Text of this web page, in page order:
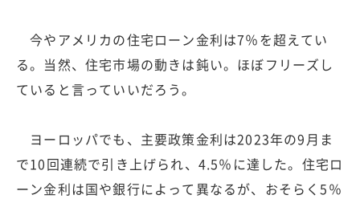
今やアメリカの住宅ローン金利は7％を超えてい
る。当然、住宅市場の動きは鈍い。ほぼフリーズし
ていると言っていいだろう。
ヨーロッパでも、主要政策金利は2023年の9月ま
で10回連続で引き上げられ、4.5％に達した。住宅ロ
ーン金利は国や銀行によって異なるが、おそらく5％